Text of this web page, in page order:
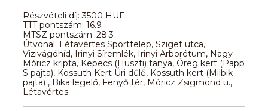
Részvételi díj: 3500 HUF
TTT pontszám: 16.9
MTSZ pontszám: 28.3
Útvonal: Létavértes Sporttelep, Sziget utca,
Vizivágóhíd, Irinyi Síremlék, Irinyi Arborétum, Nagy
Móricz kripta, Kepecs (Huszti) tanya, Öreg kert (Papp
S pajta), Kossuth Kert Úri dűlő, Kossuth kert (Milbik
pajta) , Bika legelő, Fenyő tér, Móricz Zsigmond u.,
Létavértes